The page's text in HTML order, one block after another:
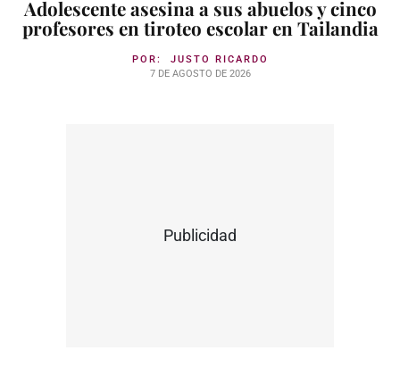
Adolescente asesina a sus abuelos y cinco
profesores en tiroteo escolar en Tailandia
POR: JUSTO RICARDO
7 DE AGOSTO DE 2026
Publicidad